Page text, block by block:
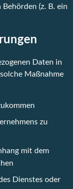
(z. B. ein
Daten in
Maßnahme
zu
mit dem
Dienstes oder